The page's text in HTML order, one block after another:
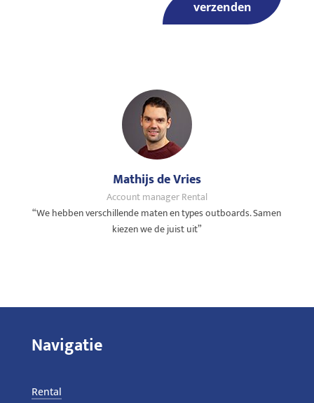
verzenden
Mathijs de Vries
Account manager Rental
“We hebben verschillende maten en types outboards. Samen
kiezen we de juist uit”
Navigatie
Rental